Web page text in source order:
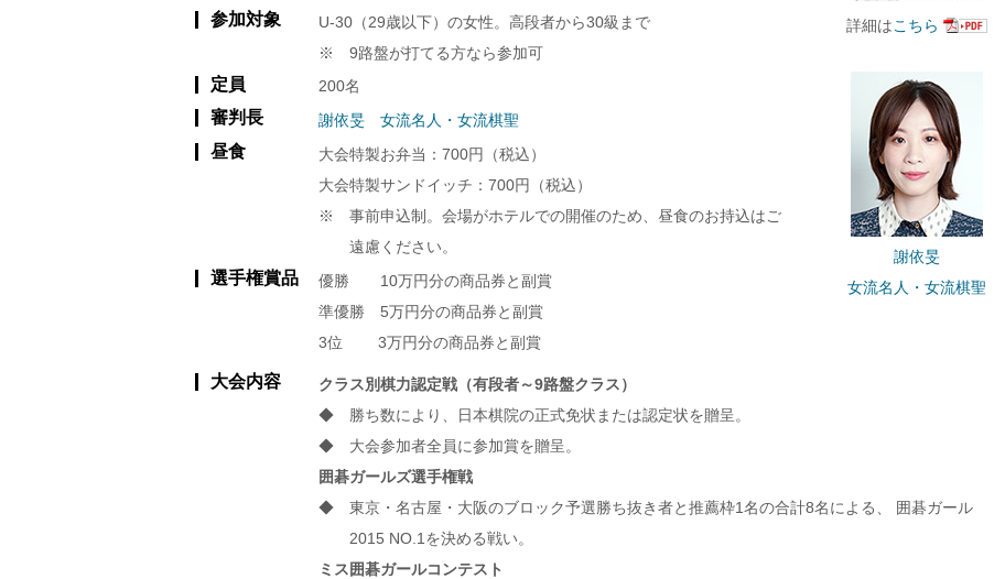
参加対象
U-30（29歳以下）の女性。高段者から30級まで
※ 9路盤が打てる方なら参加可
定員 200名
審判長 謝依旻 女流名人・女流棋聖
昼食
大会特製お弁当：700円（税込）
大会特製サンドイッチ：700円（税込）
※ 事前申込制。会場がホテルでの開催のため、昼食のお持込はご
遠慮ください。
選手権賞品
優勝 10万円分の商品券と副賞
準優勝 5万円分の商品券と副賞
3位 3万円分の商品券と副賞
詳細はこちら
謝依旻
女流名人・女流棋聖
大会内容
クラス別棋力認定戦（有段者～9路盤クラス）
◆ 勝ち数により、日本棋院の正式免状または認定状を贈呈。
◆ 大会参加者全員に参加賞を贈呈。
囲碁ガールズ選手権戦
◆ 東京・名古屋・大阪のブロック予選勝ち抜き者と推薦枠1名の合計8名による、 囲碁ガール
2015 NO.1を決める戦い。
ミス囲碁ガールコンテスト